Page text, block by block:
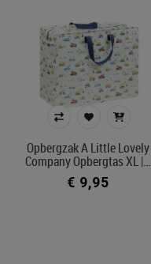
Opbergzak A Little Lovely
Company Opbergtas XL |…
€ 9,95